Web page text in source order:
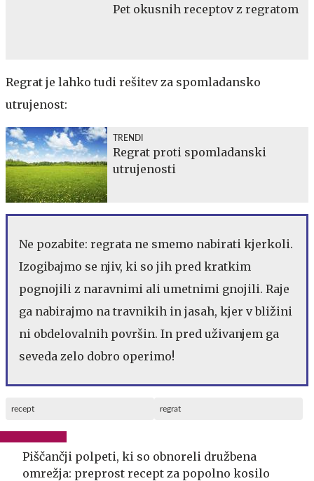
Pet okusnih receptov z regratom
Regrat je lahko tudi rešitev za spomladansko
utrujenost:
TRENDI
Regrat proti spomladanski
utrujenosti
Ne pozabite: regrata ne smemo nabirati kjerkoli.
Izogibajmo se njiv, ki so jih pred kratkim
pognojili z naravnimi ali umetnimi gnojili. Raje
ga nabirajmo na travnikih in jasah, kjer v bližini
ni obdelovalnih površin. In pred uživanjem ga
seveda zelo dobro operimo!
recept regrat
Piščančji polpeti, ki so obnoreli družbena
omrežja: preprost recept za popolno kosilo